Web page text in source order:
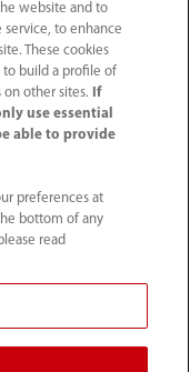
website and to
service, to enhance
These cookies
to build a profile of
other sites.
If
use essential
able to provide
preferences at
bottom of any
read